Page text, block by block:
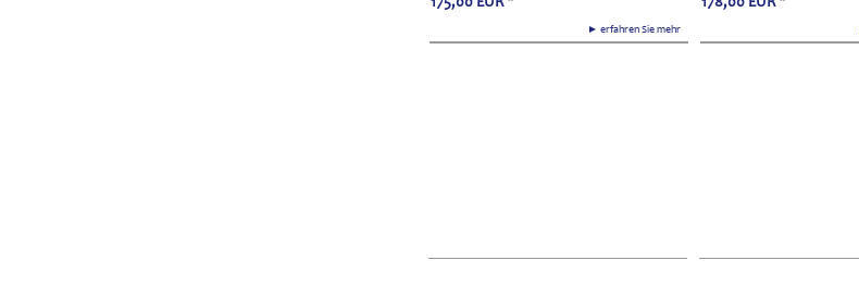
► erfahren Sie mehr
175,00 EUR * 178,00 EUR *